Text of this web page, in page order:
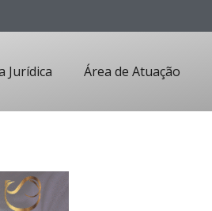
Jurídica Área de Atuação